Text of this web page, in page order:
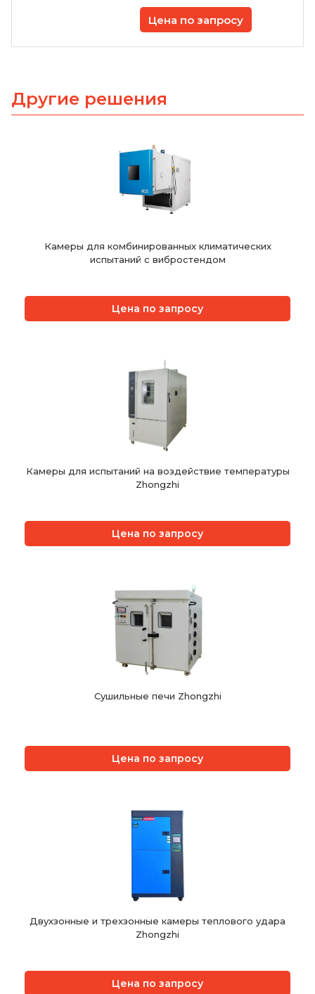
Цена по запросу
Другие решения
Камеры для комбинированных климатических
испытаний с вибростендом
Цена по запросу
Камеры для испытаний на воздействие температуры
Zhongzhi
Цена по запросу
Сушильные печи Zhongzhi
Цена по запросу
Двухзонные и трехзонные камеры теплового удара
Zhongzhi
Цена по запросу